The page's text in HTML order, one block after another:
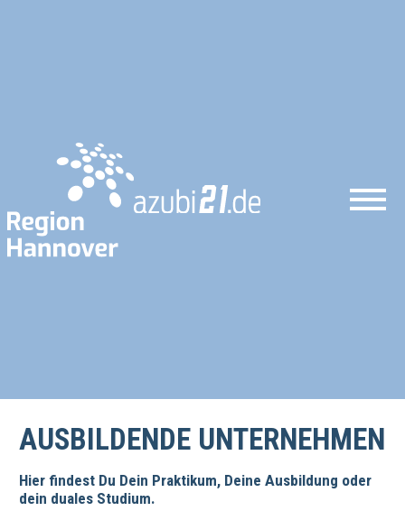
AUSBILDENDE UNTERNEHMEN
Hier findest Du Dein Praktikum, Deine Ausbildung oder
dein duales Studium.